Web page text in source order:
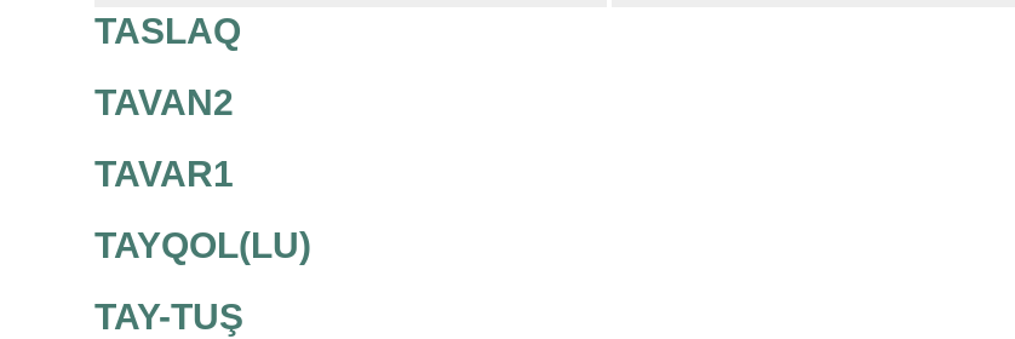
TASLAQ
TAVAN2
TAVAR1
TAYQOL(LU)
TAY-TUŞ